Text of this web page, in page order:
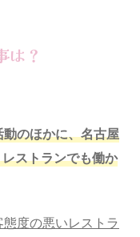
は？
のほかに、名古屋
ストランでも働か
度の悪いレストラ